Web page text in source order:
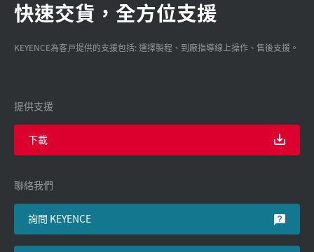
快速交貨，全方位支援
KEYENCE為客戸提供的支援包括: 選擇製程、到廠指導線上操作、售後支援。
提供支援
下載
聯絡我們
詢問 KEYENCE